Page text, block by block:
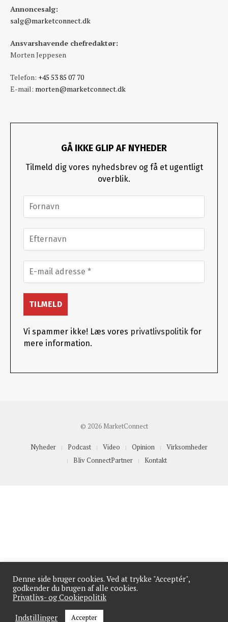
Annoncesalg:
salg@marketconnect.dk
Ansvarshavende chefredaktør:
Morten Jeppesen
Telefon: +45 53 85 07 70
E-mail: morten@marketconnect.dk
GÅ IKKE GLIP AF NYHEDER
Tilmeld dig vores nyhedsbrev og få et ugentligt
overblik.
Vi spammer ikke! Læs vores privatlivspolitik for
mere information.
© 2026 MarketConnect
Nyheder Podcast Video Opinion
Virksomheder
Bliv ConnectPartner
Kontakt
Denne side bruger cookies. Ved at trykke "Acceptér",
godkender du brugen af alle cookies.
Privatlivs- og Cookiepolitik
Indstillinger Accepter